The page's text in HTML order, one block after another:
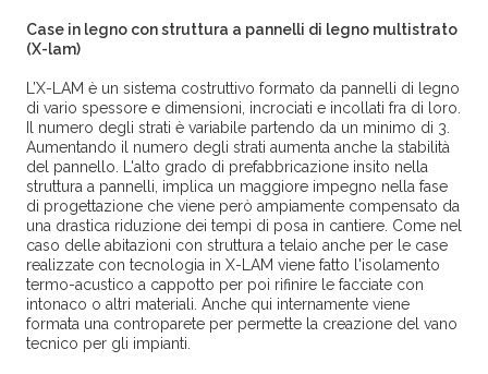
Case in legno con struttura a pannelli di legno multistrato
(X-lam)
L’X-LAM è un sistema costruttivo formato da pannelli di legno
di vario spessore e dimensioni, incrociati e incollati fra di loro.
Il numero degli strati è variabile partendo da un minimo di 3.
Aumentando il numero degli strati aumenta anche la stabilità
del pannello. L'alto grado di prefabbricazione insito nella
struttura a pannelli, implica un maggiore impegno nella fase
di progettazione che viene però ampiamente compensato da
una drastica riduzione dei tempi di posa in cantiere. Come nel
caso delle abitazioni con struttura a telaio anche per le case
realizzate con tecnologia in X-LAM viene fatto l'isolamento
termo-acustico a cappotto per poi rifinire le facciate con
intonaco o altri materiali. Anche qui internamente viene
formata una controparete per permette la creazione del vano
tecnico per gli impianti.